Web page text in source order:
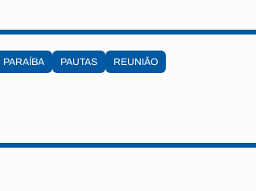
PARAÍBA PAUTAS REUNIÃO